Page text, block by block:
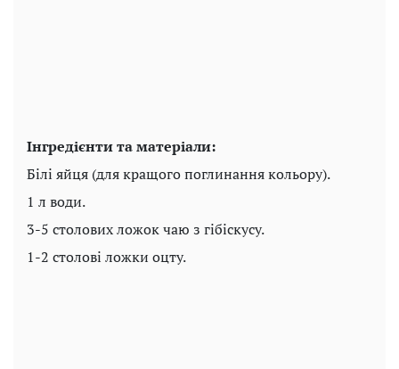
Інгредієнти та матеріали:
Білі яйця (для кращого поглинання кольору).
1 л води.
3-5 столових ложок чаю з гібіскусу.
1-2 столові ложки оцту.